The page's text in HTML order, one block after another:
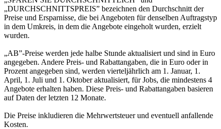
„DURCHSCHNITTSPREIS” bezeichnen den Durchschnitt der
Preise und Ersparnisse, die bei Angeboten für denselben Auftragstyp
in dem Umkreis, in dem die Angebote eingeholt wurden, erzielt
wurden.
„AB”-Preise werden jede halbe Stunde aktualisiert und sind in Euro
angegeben. Andere Preis- und Rabattangaben, die in Euro oder in
Prozent angegeben sind, werden vierteljährlich am 1. Januar, 1.
April, 1. Juli und 1. Oktober aktualisiert, für Jobs, die mindestens 4
Angebote erhalten haben. Diese Preis- und Rabattangaben basieren
auf Daten der letzten 12 Monate.
Die Preise inkludieren die Mehrwertsteuer und eventuell anfallende
Kosten.